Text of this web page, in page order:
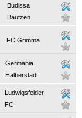
Budissa
Bautzen
FC Grimma
Germania
Halberstadt
Ludwigsfelder
FC